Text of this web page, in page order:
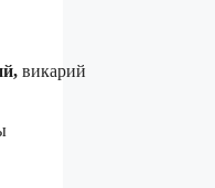
викарий